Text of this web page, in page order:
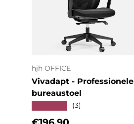
hjh OFFICE
Vivadapt - Professionele
bureaustoel
(3)
Reguliere prijs
Toevoegen aan
winkelwagen